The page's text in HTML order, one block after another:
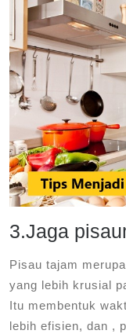
3.Jaga
Pisau tajam
yang lebih krusial
Itu membentuk
lebih efisien, dan ,